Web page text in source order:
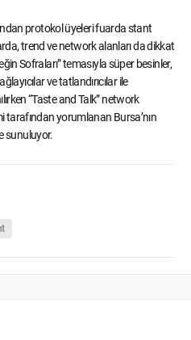
protokol üyeleri fuarda stant
trend ve network alanları da dikkat
Sofraları” temasıyla süper besinler,
ve tatlandırıcılar ile
“Taste and Talk” network
tarafından yorumlanan Bursa’nın
sunuluyor.